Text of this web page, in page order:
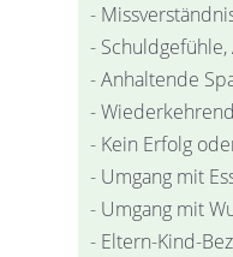
-
-
- Anhaltende
-
- Kein Erfolg
- Umgang mit
- Umgang mit
- Eltern-Kind-